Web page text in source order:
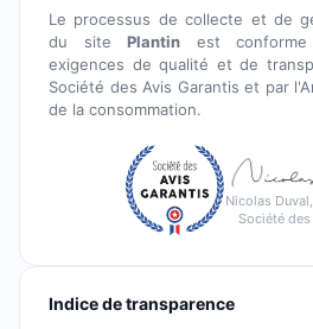
Le processus de collecte et de
du sitePlantin est
exigences de qualité et de
Société des Avis Garantis et par
de la consommation.
Nicolas
Société
Indice de transparence